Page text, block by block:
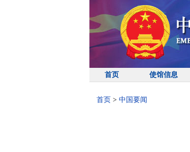
首页 使馆信息
首页 > 中国要闻